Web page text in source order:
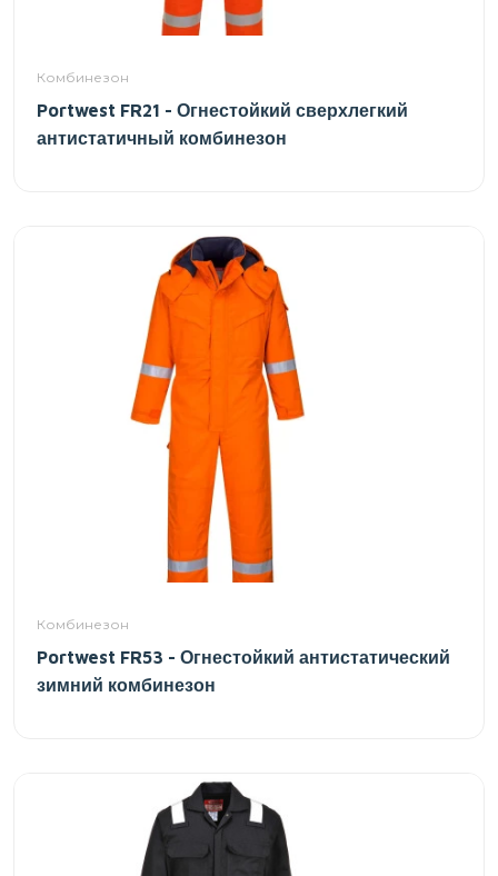
Комбинезон
Portwest FR21 - Огнестойкий сверхлегкий
антистатичный комбинезон
Комбинезон
Portwest FR53 - Огнестойкий антистатический
зимний комбинезон